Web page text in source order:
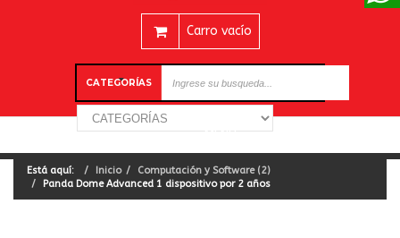
Carro vacío
CATEGORÍAS
Está aquí: Inicio
Computación y Software (2)
Panda Dome Advanced 1 dispositivo por 2 años